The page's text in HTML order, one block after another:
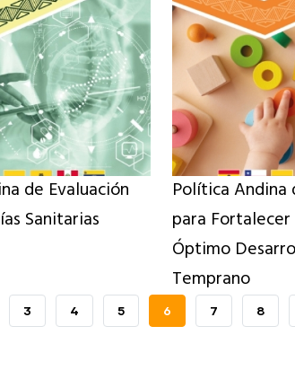
de Evaluación
Sanitarias
Política Andina
para
Óptimo
Temprano
PAGE
3 PAGE
4 PAGE
5
PÁGINA
6 PAGE
7 PAGE
8